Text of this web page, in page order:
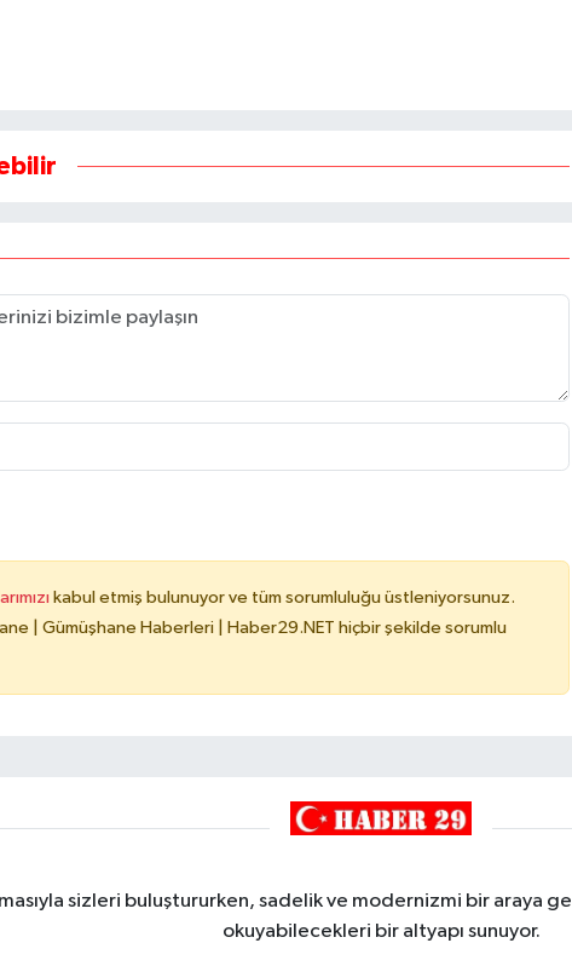
kabul etmiş bulunuyor ve tüm sorumluluğu üstleniyorsunuz.
| Gümüşhane Haberleri | Haber29.NET hiçbir şekilde sorumlu
sizleri buluştururken, sadelik ve modernizmi bir araya
okuyabilecekleri bir altyapı sunuyor.